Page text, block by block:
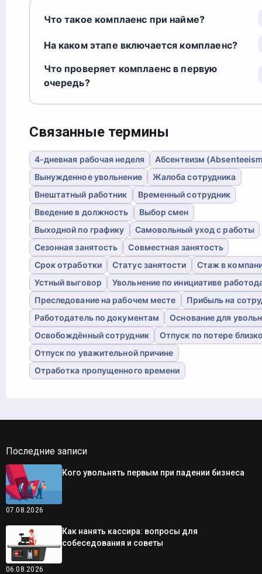
Что такое комплаенс при найме?
На каком этапе включается комплаенс?
Что проверяет комплаенс в первую
очередь?
Связанные термины
4-дневная рабочая неделя
Абсентеизм
Вынужденное увольнение
Жалоба сотрудника
Внештатный работник
Временный сотрудник
Введение в должность
Выбор смен
Выходной по графику
Самовольный уход с работы
Сезонная занятость
Совместная занятость
Срок отработки
Статус занятости
Стаж в
Устный выговор
Увольнение по инициативе
Преследование на рабочем месте
Прибыль на
Работодатель по документам
Основание для
Освобождённый сотрудник
Отпуск по потере
Отпуск по уважительной причине
Отработка пропущенного времени
Последние записи
07.08.2026
Кого увольнять первым при падении бизнеса
06.08.2026
Как нанять кассира: вопросы для
собеседования и советы